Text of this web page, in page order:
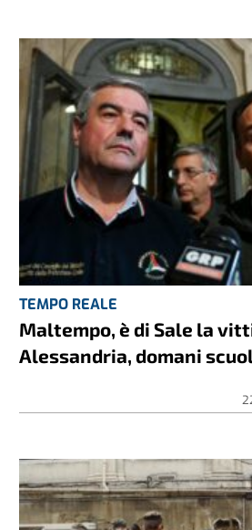
TEMPO REALE
Maltempo, è di Sale la
Alessandria, domani